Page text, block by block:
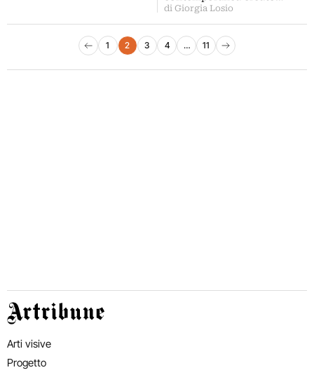
di Giorgia Losio
Paginazione degli articoli
Pagina precedente
1 2 3 4 … 11
Pagina successiva
Artribune
Arti visive
Progetto